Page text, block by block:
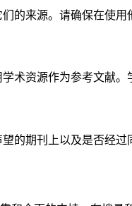
的来源。请确保在使
术资源作为参考文献。
的期刊上以及是否经过